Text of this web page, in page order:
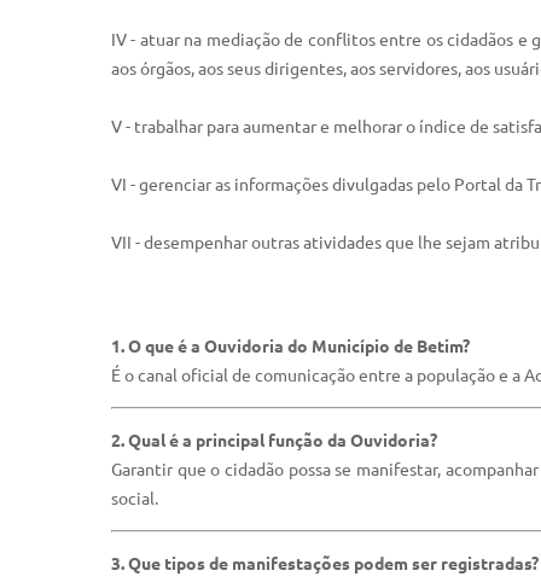
IV - atuar na mediação de conflitos entre os cidadãos e
aos órgãos, aos seus dirigentes, aos servidores, aos
V - trabalhar para aumentar e melhorar o índice de
VI - gerenciar as informações divulgadas pelo Portal da
VII - desempenhar outras atividades que lhe sejam
1. O que é a Ouvidoria do Município de Betim?
É o canal oficial de comunicação entre a população e a
2. Qual é a principal função da Ouvidoria?
Garantir que o cidadão possa se manifestar,
social.
3. Que tipos de manifestações podem ser registradas?